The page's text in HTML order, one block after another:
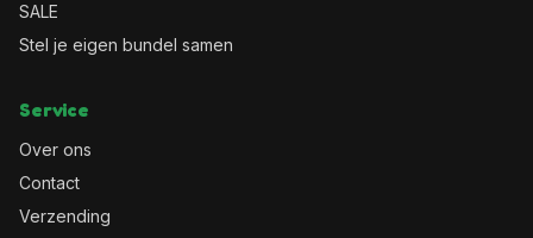
SALE
Stel je eigen bundel samen
Service
Over ons
Contact
Verzending